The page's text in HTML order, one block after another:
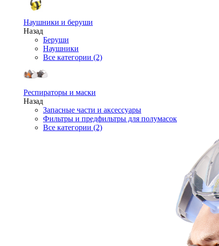
Наушники и беруши
Назад
Беруши
Наушники
Все категории (2)
Респираторы и маски
Назад
Запасные части и аксессуары
Фильтры и предфильтры для полумасок
Все категории (2)